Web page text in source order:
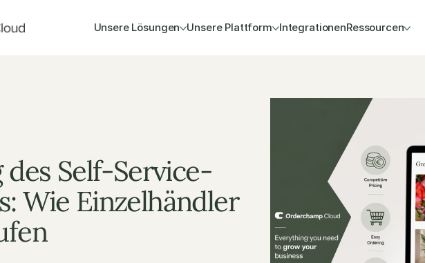
Unsere Lösungen Unsere Plattform IntegrationenRessourcen
Self-Service-
Wie Einzelhändler